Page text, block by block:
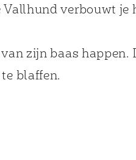
verbouwt je
zijn baas happen.
blaffen.